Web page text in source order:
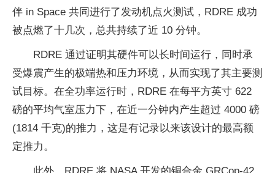
伴 in Space 共同进行了发动机点火测试，RDRE 成功
被点燃了十几次，总共持续了近 10 分钟。
RDRE 通过证明其硬件可以长时间运行，同时承
受爆震产生的极端热和压力环境，从而实现了其主要测
试目标。在全功率运行时，RDRE 在每平方英寸 622
磅的平均气室压力下，在近一分钟内产生超过 4000 磅
(1814 千克)的推力，这是有记录以来该设计的最高额
定推力。